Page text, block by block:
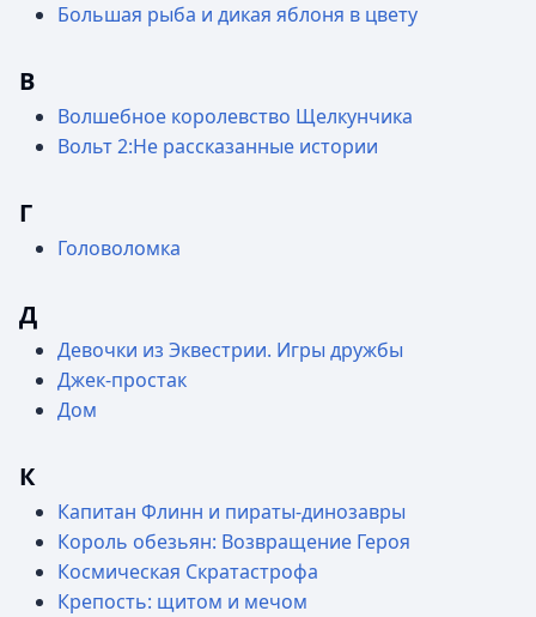
Большая рыба и дикая яблоня в цвету
В
Волшебное королевство Щелкунчика
Вольт 2:Не рассказанные истории
Г
Головоломка
Д
Девочки из Эквестрии. Игры дружбы
Джек-простак
Дом
К
Капитан Флинн и пираты-динозавры
Король обезьян: Возвращение Героя
Космическая Скратастрофа
Крепость: щитом и мечом